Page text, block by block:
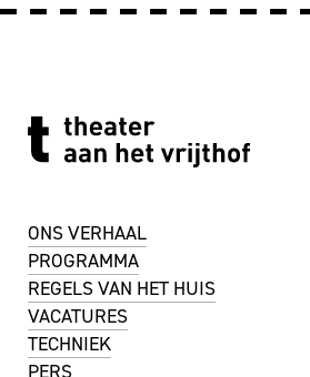
ONS VERHAAL
PROGRAMMA
REGELS VAN HET HUIS
VACATURES
TECHNIEK